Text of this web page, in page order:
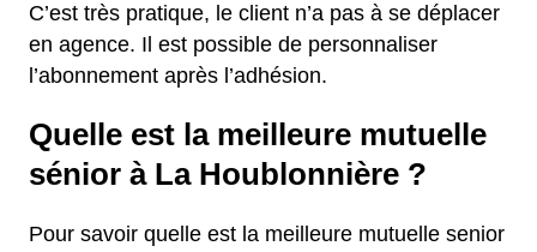
C’est très pratique, le client n’a pas à se déplacer
en agence. Il est possible de personnaliser
l’abonnement après l’adhésion.
Quelle est la meilleure mutuelle
sénior à La Houblonnière ?
Pour savoir quelle est la meilleure mutuelle senior